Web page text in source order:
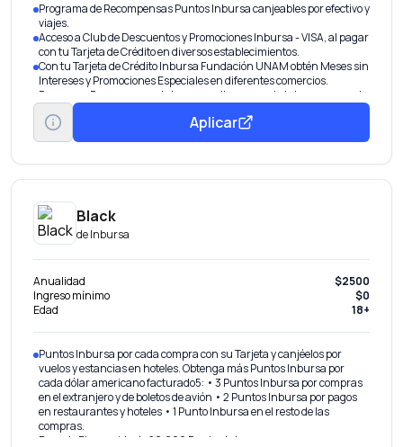
Programa de Recompensas Puntos Inbursa canjeables por efectivo y
viajes.
Acceso a Club de Descuentos y Promociones Inbursa - VISA, al pagar
con tu Tarjeta de Crédito en diversos establecimientos.
Con tu Tarjeta de Crédito Inbursa Fundación UNAM obtén Meses sin
Intereses y Promociones Especiales en diferentes comercios.
Programa Recompensas Inbursa, recibe un punto Inbursa por cada
dólar facturado2, los cuales puedes canjear por: Efectivo:
Equivalente a un peso por cada 10 puntos que podrás abonar al
saldo de tu Tarjeta de Crédito Inbursa, Aeroméxico Rewards, Vuelos,
Descuentos Especiales en miles de establecimientos comerciales al
pagar con tu Tarjeta de Crédito Inbursa Fundación UNAM en
Entretenimiento, Tiendas Departamentales.
Descuento en tiendas Sanborns.
Aplicar
Black
deInbursa
Anualidad
$2500
Ingreso mínimo
$0
Edad
18+
Puntos Inbursa por cada compra con su Tarjeta y canjéelos por
vuelos y estancias en hoteles. Obtenga más Puntos Inbursa por
cada dólar americano facturado5: • 3 Puntos Inbursa por compras
en el extranjero y de boletos de avión • 2 Puntos Inbursa por pagos
en restaurantes y hoteles • 1 Punto Inbursa en el resto de las
compras.
Bono de Bienvenida de 20,000 Puntos Inbursa.